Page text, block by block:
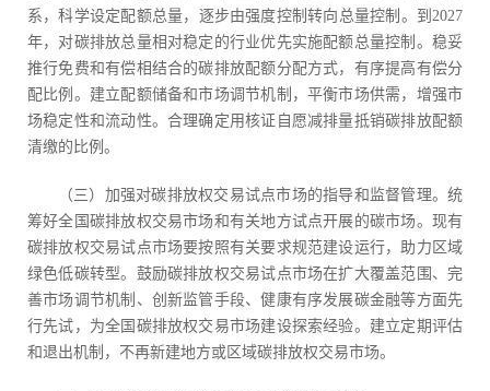
系，科学设定配额总量，逐步由强度控制转向总量控制。到2027
年，对碳排放总量相对稳定的行业优先实施配额总量控制。稳妥
推行免费和有偿相结合的碳排放配额分配方式，有序提高有偿分
配比例。建立配额储备和市场调节机制，平衡市场供需，增强市
场稳定性和流动性。合理确定用核证自愿减排量抵销碳排放配额
清缴的比例。
（三）加强对碳排放权交易试点市场的指导和监督管理。统
筹好全国碳排放权交易市场和有关地方试点开展的碳市场。现有
碳排放权交易试点市场要按照有关要求规范建设运行，助力区域
绿色低碳转型。鼓励碳排放权交易试点市场在扩大覆盖范围、完
善市场调节机制、创新监管手段、健康有序发展碳金融等方面先
行先试，为全国碳排放权交易市场建设探索经验。建立定期评估
和退出机制，不再新建地方或区域碳排放权交易市场。